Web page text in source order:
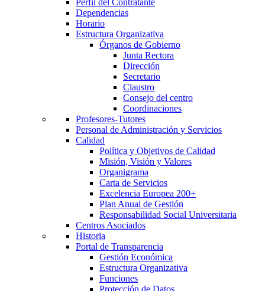
Perfil del Contratante
Dependencias
Horario
Estructura Organizativa
Órganos de Gobierno
Junta Rectora
Dirección
Secretario
Claustro
Consejo del centro
Coordinaciones
Profesores-Tutores
Personal de Administración y Servicios
Calidad
Política y Objetivos de Calidad
Misión, Visión y Valores
Organigrama
Carta de Servicios
Excelencia Europea 200+
Plan Anual de Gestión
Responsabilidad Social Universitaria
Centros Asociados
Historia
Portal de Transparencia
Gestión Económica
Estructura Organizativa
Funciones
Protección de Datos